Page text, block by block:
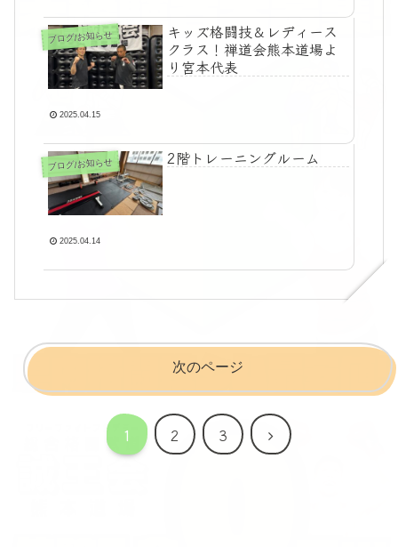
ブログ/お知らせ
キッズ格闘技＆レディース
クラス！禅道会熊本道場よ
り宮本代表
2025.04.15
ブログ/お知らせ 2階トレーニングルーム
2025.04.14
次のページ
1 2 3
次